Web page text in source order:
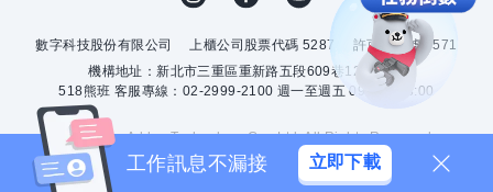
數字科技股份有限公司 上櫃公司股票代碼 5287
許可證字號 2571
機構地址：新北市三重區重新路五段609巷12號10樓
518熊班 客服專線：02-2999-2100 週一至週五 09:00 - 18:00
© 2026 by Addcn Technology Co., Ltd. All Rights Reserved.
工作訊息不漏接 立即下載